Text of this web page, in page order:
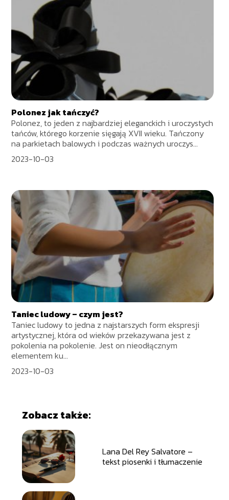
Polonez jak tańczyć?
Polonez, to jeden z najbardziej eleganckich i uroczystych
tańców, którego korzenie sięgają XVII wieku. Tańczony
na parkietach balowych i podczas ważnych uroczys...
2023-10-03
Taniec ludowy – czym jest?
Taniec ludowy to jedna z najstarszych form ekspresji
artystycznej, która od wieków przekazywana jest z
pokolenia na pokolenie. Jest on nieodłącznym
elementem ku...
2023-10-03
Zobacz także:
Lana Del Rey Salvatore –
tekst piosenki i tłumaczenie